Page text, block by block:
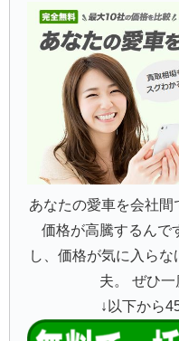
あなたの愛車を会社
価格が高騰するんで
し、価格が気に入ら
夫。 ぜひ一
↓以下から